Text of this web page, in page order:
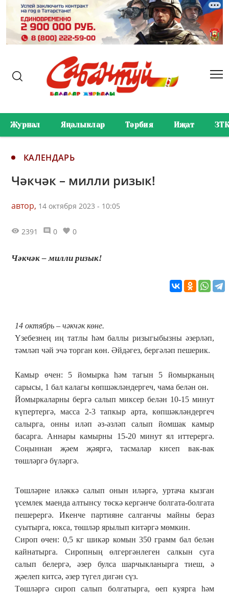
Журнал Яңалыклар Тәрбия Иҗат ЗТК
КАЛЕНДАРЬ
Чәкчәк – милли ризык!
автор, 14 октября 2023 - 10:05
2391 0 0
Чәкчәк – милли ризык!
14 октябрь – чәкчәк көне.
Үзебезнең иң татлы һәм баллы ризыгыбызны әзерләп,
тәмләп чәй эчә торган көн. Әйдәгез, бергәләп пешерик.
Камыр өчен: 5 йомырка һәм тагын 5 йомырканың
сарысы, 1 бал калагы көпшәкләндергеч, чама белән он.
Йомыркаларны бергә салып миксер белән 10-15 минут
күпертергә, масса 2-3 тапкыр арта, көпшәкләндергеч
салырга, онны иләп әз-әзләп салып йомшак камыр
басарга. Аннары камырны 15-20 минут ял иттерергә.
Соңыннан җәем җәяргә, тасмалар кисеп вак-вак
төшләргә бүләргә.
Төшләрне иләккә салып онын иләргә, уртача кызган
үсемлек маенда алтынсу төскә кергәнче болгата-болгата
пешерергә. Икенче партияне салганчы майны бераз
суытырга, юкса, төшләр ярылып китәргә мөмкин.
Сироп өчен: 0,5 кг шикәр комын 350 грамм бал белән
кайнатырга. Сиропның өлгергәнлеген салкын суга
салып белергә, әзер булса шарчыкланырга тиеш, ә
җәелеп китсә, әзер түгел дигән сүз.
Төшләргә сироп салып болгатырга, өеп куярга һәм